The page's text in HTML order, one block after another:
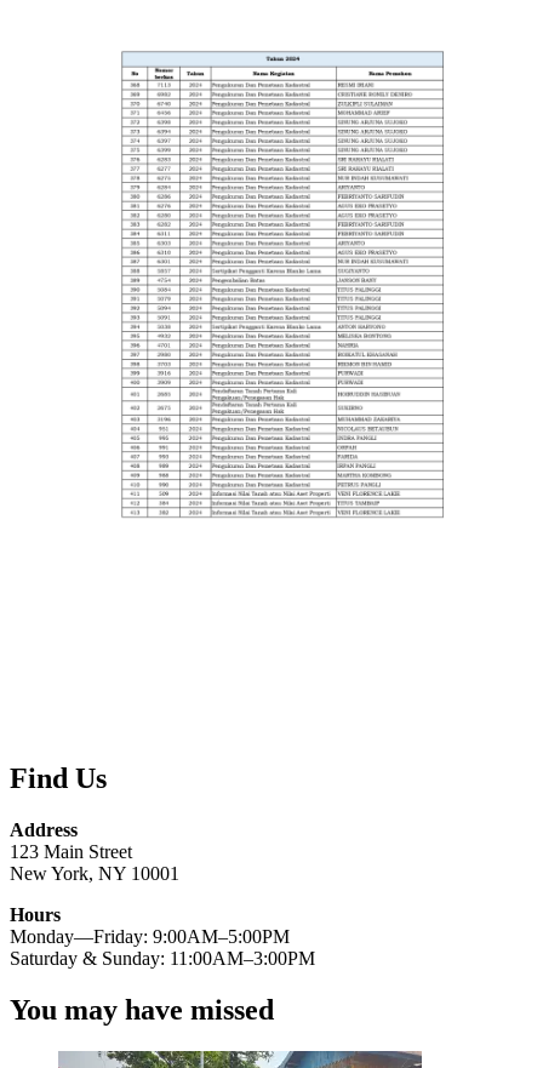
Find Us
Address
123 Main Street
New York, NY 10001
Hours
Monday—Friday: 9:00AM–5:00PM
Saturday & Sunday: 11:00AM–3:00PM
You may have missed